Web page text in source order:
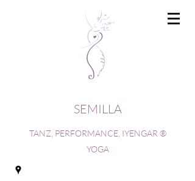
SEMILLA
TANZ, PERFORMANCE, IYENGAR ®
YOGA